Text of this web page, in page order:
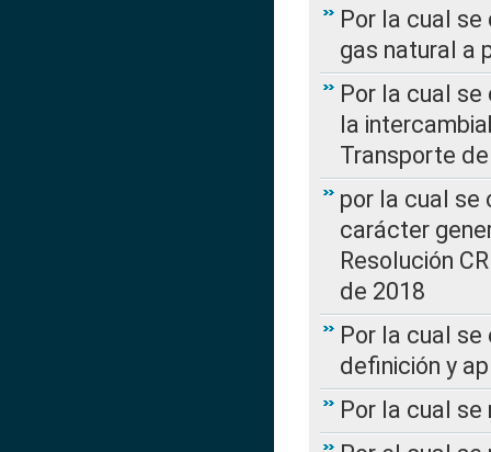
Por la cual
gas natural a
Por la cual
la
Transporte
por la cual se
carácter
Resolución
de 2018
Por la cual
definición y
Por la cual